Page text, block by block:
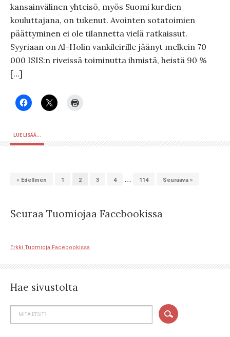
kansainvälinen yhteisö, myös Suomi kurdien
kouluttajana, on tukenut. Avointen sotatoimien
päättyminen ei ole tilannetta vielä ratkaissut.
Syyriaan on Al-Holin vankileirille jäänyt melkein 70
000 ISIS:n riveissä toiminutta ihmistä, heistä 90 %
[…]
LUE LISÄÄ...
« Edellinen 1 2 3 4 … 114 Seuraava »
Seuraa Tuomiojaa Facebookissa
Erkki Tuomioja Facebookissa
Hae sivustolta